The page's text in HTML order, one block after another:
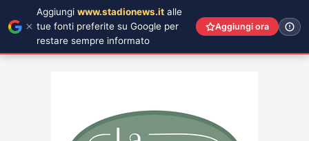
Aggiungi www.stadionews.it alle
tue fonti preferite su Google per
restare sempre informato
Aggiungi ora